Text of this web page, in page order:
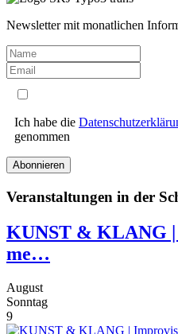
Newsletter mit monatlichen
Ich habe die
genommen
Abonnieren
Veranstaltungen in der
KUNST & KLANG
me…
August
Sonntag
9